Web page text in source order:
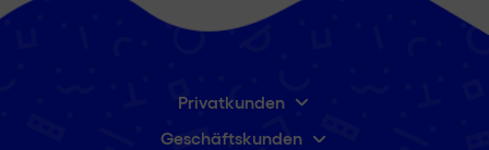
Privatkunden
Geschäftskunden